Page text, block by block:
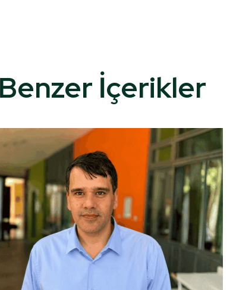
Benzer İçerikler